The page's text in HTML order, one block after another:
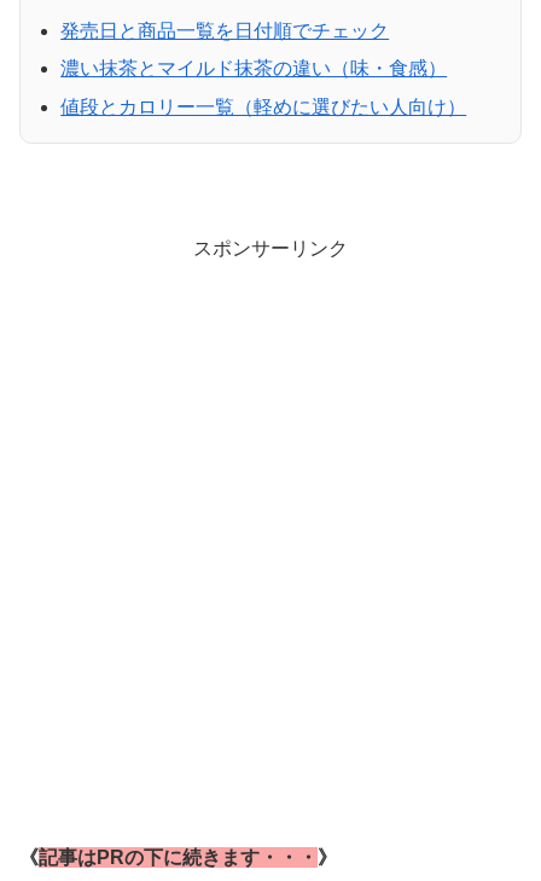
発売日と商品一覧を日付順でチェック
濃い抹茶とマイルド抹茶の違い（味・食感）
値段とカロリー一覧（軽めに選びたい人向け）
スポンサーリンク
《記事はPRの下に続きます・・・ 》